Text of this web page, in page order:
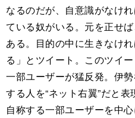
なるのだが、自意識がなけ
ている奴がいる。元を正せ
ある。目的の中に生きなけ
る」とツイート。このツイ
一部ユーザーが猛反発。伊
する人を“ネット右翼”だと
自称する一部ユーザーを中